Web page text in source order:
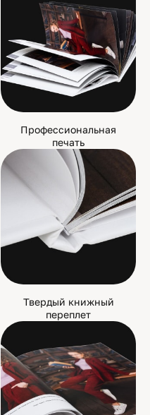
Профессиональная
печать
Твердый книжный
переплет